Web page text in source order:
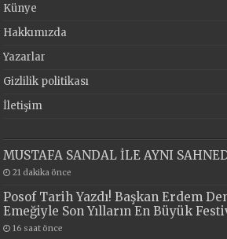
Künye
Hakkımızda
Yazarlar
Gizlilik politikası
İletişim
MUSTAFA SANDAL İLE AYNI
21 dakika önce
Posof Tarih Yazdı! Başkan Erdem
Emeğiyle Son Yılların En Büyük
16 saat önce